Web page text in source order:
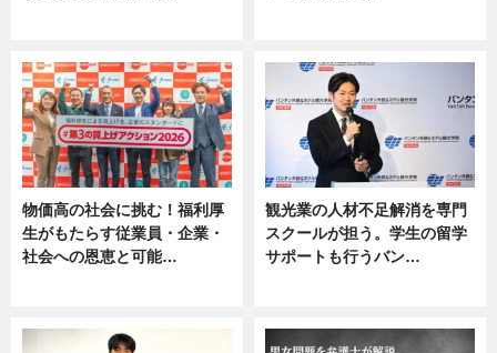
物価高の社会に挑む！福利厚
生がもたらす従業員・企業・
社会への恩恵と可能…
観光業の人材不足解消を専門
スクールが担う。学生の留学
サポートも行うバン…